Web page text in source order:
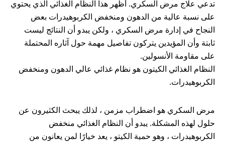
تدعي علاج مرض السكري. أظهر هذا النظام الغذائي الذي يحتوي
على نسبة عالية من الدهون ومنخفض الكربوهيدرات بعض
النجاح في إدارة مرض السكري ، ولكن يبدو أن النتائج ليست
ثابتة وأن المؤيدين يتركون تفاصيل مهمة حول آثاره المحتملة
على مقاومة الأنسولين.
النظام الغذائي الكيتون هو نظام غذائي عالي الدهون ومنخفض
الكربوهيدرات.
مرض السكري هو اضطراب مزمن ، لذلك يبحث الكثيرون عن
حلول لهذه المشكلة. يبدو أن النظام الغذائي منخفض
الكربوهيدرات ، وهو حمية الكيتو ، يعد خيارًا لمن يعانون من